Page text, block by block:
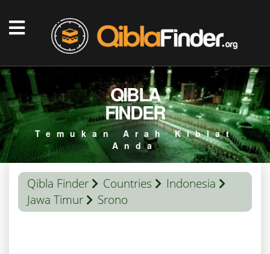
QIBLA
FINDER
Temukan Arah Kiblat
Anda
Qibla Finder Countries
Indonesia
Jawa Timur
Srono